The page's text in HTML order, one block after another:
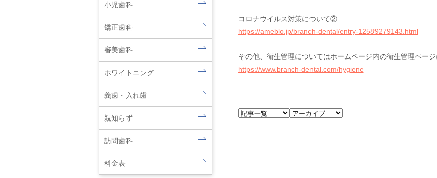
コロナウイルス対策について②
https://ameblo.jp/branch-dental/entry-12589279143.html
その他、衛生管理についてはホームページ内の衛生管理ページ
https://www.branch-dental.com/hygiene
小児歯科
矯正歯科
審美歯科
ホワイトニング
義歯・入れ歯
親知らず
訪問歯科
料金表